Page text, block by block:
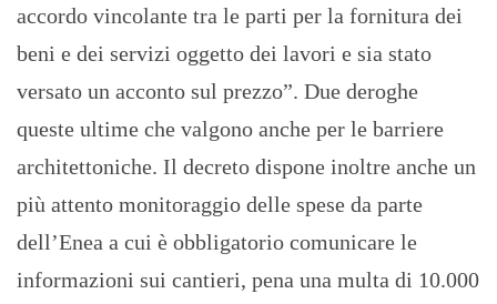
accordo vincolante tra le parti per la fornitura dei
beni e dei servizi oggetto dei lavori e sia stato
versato un acconto sul prezzo”. Due deroghe
queste ultime che valgono anche per le barriere
architettoniche. Il decreto dispone inoltre anche un
più attento monitoraggio delle spese da parte
dell’Enea a cui è obbligatorio comunicare le
informazioni sui cantieri, pena una multa di 10.000